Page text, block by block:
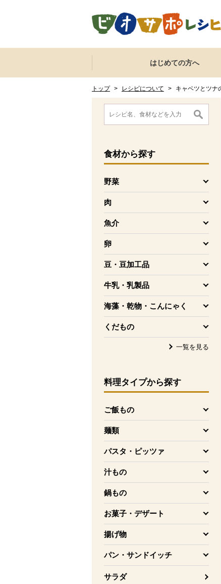
ここからサイト内共通メニューです。
サイト内共通メニューをスキップする
はじめての方へ
トップ > レシピについて > キャベツとツナ
ここから消費材検索メニューです。
食材から探す
野菜
を開く
肉
を開く
魚介
を開く
卵
を開く
豆・豆加工品
を開く
牛乳・乳製品
を開く
海藻・乾物・こんにゃく
を開く
くだもの
を開く
一覧を見る
料理タイプから探す
ご飯もの
を開く
麺類
を開く
パスタ・ピッツァ
を開く
汁もの
を開く
鍋もの
を開く
お菓子・デザート
を開く
揚げ物
を開く
パン・サンドイッチ
を開く
サラダ
消費材検索メニューここまで。
ここから本文です。